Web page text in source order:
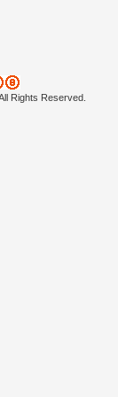
Rights Reserved.